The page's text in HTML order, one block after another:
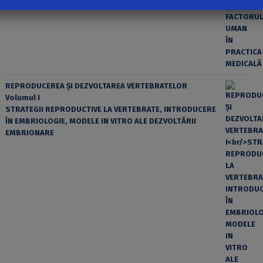
REPRODUCEREA ȘI DEZVOLTAREA VERTEBRATELOR
Volumul I
STRATEGII REPRODUCTIVE LA VERTEBRATE, INTRODUCERE
ÎN EMBRIOLOGIE, MODELE IN VITRO ALE DEZVOLTĂRII
EMBRIONARE